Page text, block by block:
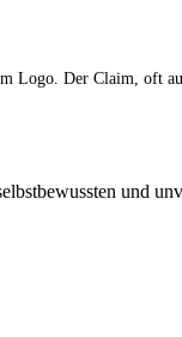
Der Claim, oft
und